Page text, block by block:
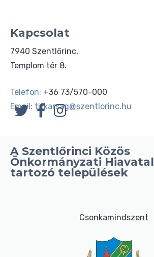
Kapcsolat
7940 Szentlőrinc,
Templom tér 8.
Telefon: +36 73/570-000
Email: titkarsag@szentlorinc.hu
A Szentlőrinci Közös
Önkormányzati
tartozó települések
Csonkamindszent